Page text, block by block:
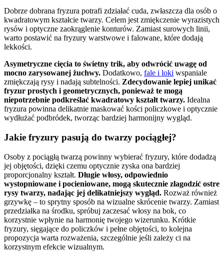
Dobrze dobrana fryzura potrafi zdziałać cuda, zwłaszcza dla osób o
kwadratowym kształcie twarzy. Celem jest zmiękczenie wyrazistych
rysów i optyczne zaokrąglenie konturów. Zamiast surowych linii,
warto postawić na fryzury warstwowe i falowane, które dodają
lekkości.
Asymetryczne cięcia to świetny trik, aby odwrócić uwagę od
mocno zarysowanej żuchwy. Dodatkowo, fale i loki wspaniale
zmiękczają rysy i nadają subtelności. Zdecydowanie lepiej unikać
fryzur prostych i geometrycznych, ponieważ te mogą
niepotrzebnie podkreślać kwadratowy kształt twarzy. Idealna
fryzura powinna delikatnie maskować kości policzkowe i optycznie
wydłużać podbródek, tworząc bardziej harmonijny wygląd.
Jakie fryzury pasują do twarzy pociągłej?
Osoby z pociągłą twarzą powinny wybierać fryzury, które dodadzą
jej objętości, dzięki czemu optycznie zyska ona bardziej
proporcjonalny kształt. Długie włosy, odpowiednio
wystopniowane i pocieniowane, mogą skutecznie złagodzić ostre
rysy twarzy, nadając jej delikatniejszy wygląd. Rozważ również
grzywkę – to sprytny sposób na wizualne skrócenie twarzy. Zamiast
przedziałka na środku, spróbuj zaczesać włosy na bok, co
korzystnie wpłynie na harmonię twojego wizerunku. Krótkie
fryzury, sięgające do policzków i pełne objętości, to kolejna
propozycja warta rozważenia, szczególnie jeśli zależy ci na
korzystnym efekcie wizualnym.